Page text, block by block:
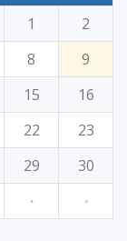
1
2
8
9
15
16
22
23
29
30
· ·